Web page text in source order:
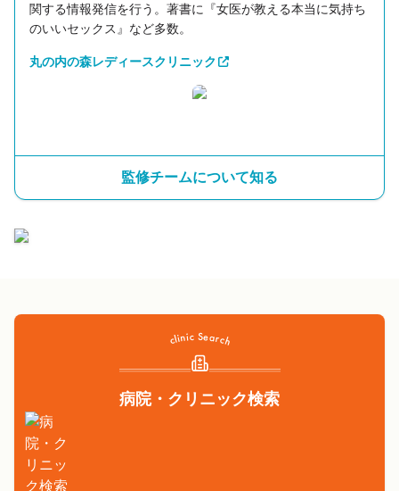
関する情報発信を行う。著書に『女医が教える本当に気持ち
のいいセックス』など多数。
丸の内の森レディースクリニック
監修チームについて知る
病院・クリニック検索